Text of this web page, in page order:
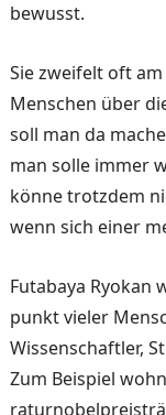
bewusst.
Sie zweifelt oft
Men­schen über
soll man da
man solle immer
könne trotzdem
wenn sich einer
Futabaya Ryokan
punkt vieler
Wissen­schaftler,
Zum Beispiel